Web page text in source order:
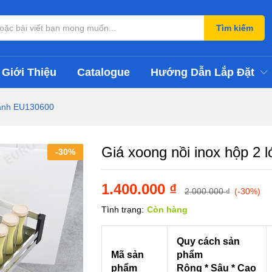
Tìm kiếm
Giới Thiệu Catalogue Hướng Dẫn Lắp Đặt
EU130600
-30% Giá xoong nồi inox hộp 2
1.400.000 ₫ 2.000.000₫ (-30%)
Tình trạng: Còn hàng
Mã sản
phẩm
Quy cách sản
phẩm
Rộng * Sâu * Cao